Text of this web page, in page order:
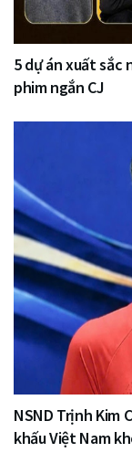
5 dự án xuất sắc
phim ngắn CJ
NSND Trịnh Kim
khấu Việt Nam